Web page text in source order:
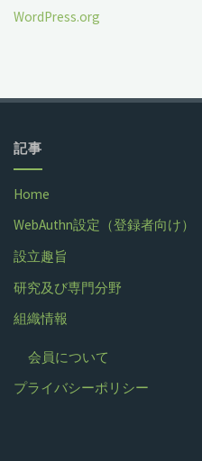
WordPress.org
記事
Home
WebAuthn設定（登録者向け）
設立趣旨
研究及び専門分野
組織情報
会員について
プライバシーポリシー